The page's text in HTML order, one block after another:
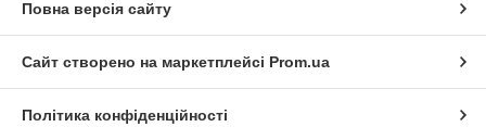
Повна версія сайту
Сайт створено на маркетплейсі Prom.ua
Політика конфіденційності